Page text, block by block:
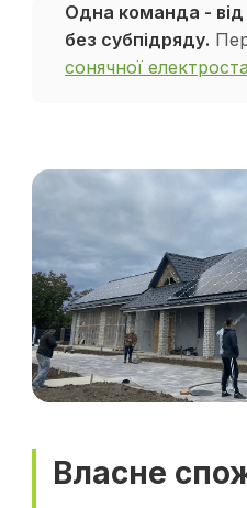
Одна команда - від
без субпідряду.
сонячної
Власне